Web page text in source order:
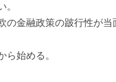
金融政策の跛行性が当
始める。